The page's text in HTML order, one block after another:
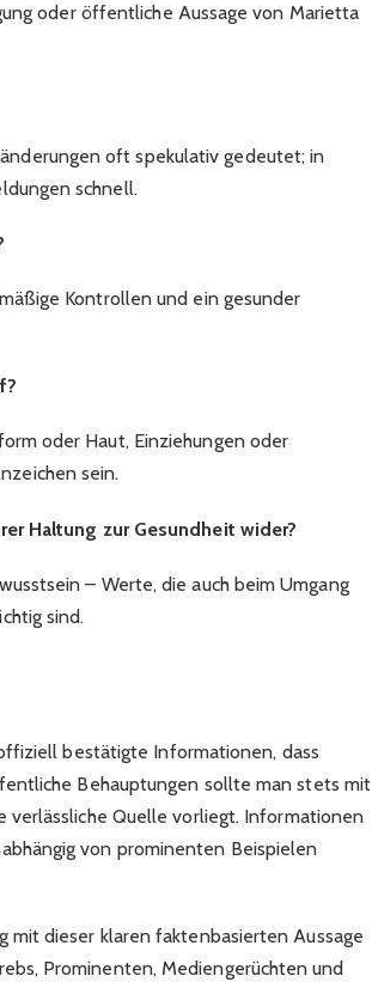
oder öffentliche Aussage von Marietta
oft spekulativ gedeutet; in
schnell.​
Kontrollen und ein gesunder
oder Haut, Einziehungen oder
sein.​
Haltung zur Gesundheit wider?
– Werte, die auch beim Umgang
sind.​
bestätigte Informationen, dass
Behauptungen sollte man stets mit
verlässliche Quelle vorliegt. Informationen
von prominenten Beispielen
mit dieser klaren faktenbasierten Aussage
Prominenten, Mediengerüchten und